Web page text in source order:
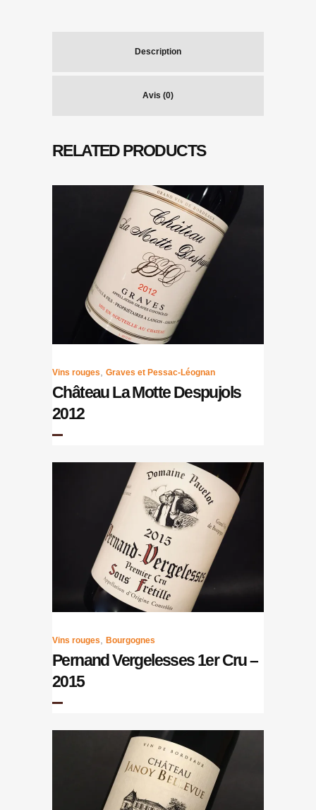
Description
Avis (0)
RELATED PRODUCTS
Vins rouges Graves et Pessac-Léognan
Château La Motte Despujols
2012
Vins rouges Bourgognes
Pernand Vergelesses 1er Cru –
2015